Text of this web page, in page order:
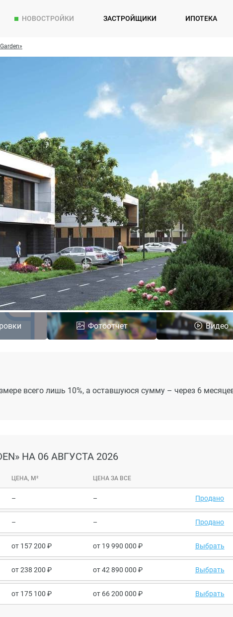
НОВОСТРОЙКИ ЗАСТРОЙЩИКИ ИПОТЕКА
Фотоотчет Видео
всего лишь 10%, а оставшуюся сумму – через 6
НА 06 АВГУСТА 2026
ЦЕНА, М² ЦЕНА ЗА ВСЕ
– – Продано
– – Продано
от 157 200 от 19 990 000 Выбрать
от238 200 от42 890 000 Выбрать
от 175 100 от 66 200 000 Выбрать